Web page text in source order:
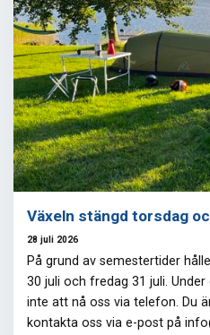
Växeln stängd torsdag
28 juli 2026
På grund av semestertider
30 juli och fredag 31 juli.
inte att nå oss via telefon. Du
kontakta oss via e-post på